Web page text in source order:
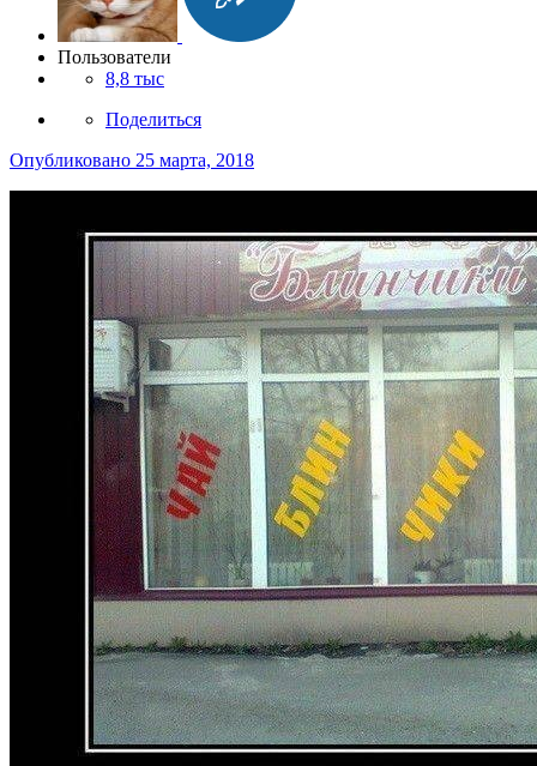
Пользователи
8,8 тыс
Поделиться
Опубликовано 25 марта, 2018